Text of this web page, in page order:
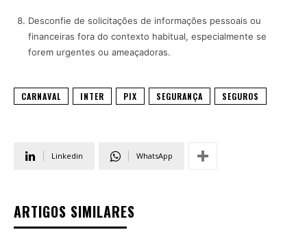
Desconfie de solicitações de informações pessoais ou
financeiras fora do contexto habitual, especialmente se
forem urgentes ou ameaçadoras.
CARNAVAL INTER PIX SEGURANÇA SEGUROS
Linkedin WhatsApp
ARTIGOS SIMILARES